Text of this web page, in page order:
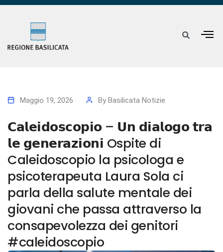
Maggio 19, 2026 By Basilicata Notizie
𝗖𝗮𝗹𝗲𝗶𝗱𝗼𝘀𝗰𝗼𝗽𝗶𝗼 – 𝗨𝗻 𝗱𝗶𝗮𝗹𝗼𝗴𝗼 𝘁𝗿𝗮
𝗹𝗲 𝗴𝗲𝗻𝗲𝗿𝗮𝘇𝗶𝗼𝗻𝗶 Ospite di
Caleidoscopio la psicologa e
psicoterapeuta Laura Sola ci
parla della salute mentale dei
giovani che passa attraverso la
consapevolezza dei genitori
#caleidoscopio